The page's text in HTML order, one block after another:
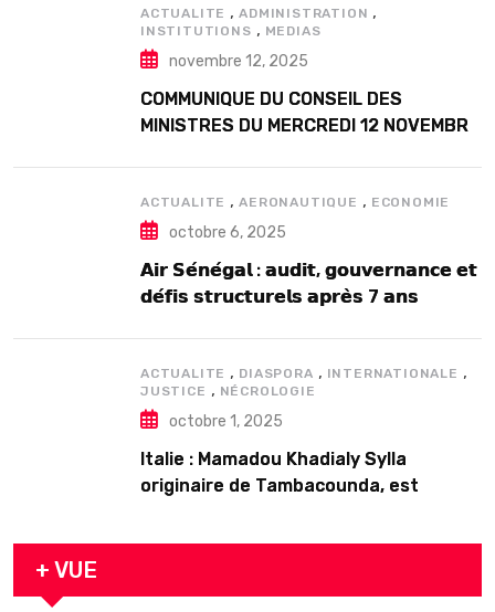
ACTUALITE ,ADMINISTRATION ,
INSTITUTIONS , MEDIAS
novembre 12, 2025
COMMUNIQUE DU CONSEIL DES
MINISTRES DU MERCREDI 12 NOVEMBRE
ACTUALITE ,AERONAUTIQUE , ECONOMIE
octobre 6, 2025
𝗔𝗶𝗿 𝗦𝗲́𝗻𝗲́𝗴𝗮𝗹 : 𝗮𝘂𝗱𝗶𝘁, 𝗴𝗼𝘂𝘃𝗲𝗿𝗻𝗮𝗻𝗰𝗲 𝗲𝘁
𝗱𝗲́𝗳𝗶𝘀 𝘀𝘁𝗿𝘂𝗰𝘁𝘂𝗿𝗲𝗹𝘀 𝗮𝗽𝗿𝗲̀𝘀 7 𝗮𝗻𝘀
ACTUALITE , DIASPORA , INTERNATIONALE ,
JUSTICE , NÉCROLOGIE
octobre 1, 2025
Italie : Mamadou Khadialy Sylla
originaire de Tambacounda, est
arrestation
+ VUE